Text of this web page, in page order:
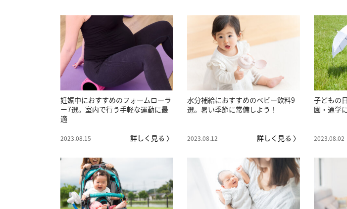
妊娠中におすすめのフォームローラ
ー7選。室内で行う手軽な運動に最
適
2023.08.15 詳しく見る 〉
水分補給におすすめのベビー飲料9
選。暑い季節に常備しよう！
2023.08.12 詳しく見る 〉
子どもの
園・通学
2023.08.02